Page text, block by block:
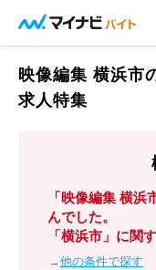
映像編集 横浜市
求人特集
「映像編集 横
んでした。
「横浜市」に関
→他の条件で探す